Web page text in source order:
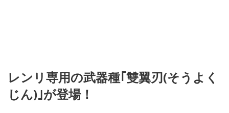
レンリ専用の武器種｢雙翼刃(そうよく
じん)｣が登場！